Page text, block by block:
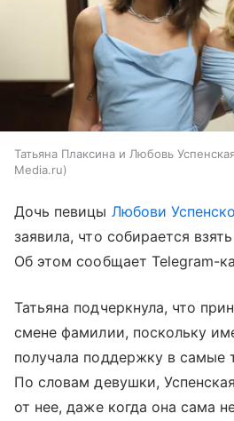
Татьяна Плаксина и Любовь
Media.ru
Дочь певицы Любови
заявила, что собирается
Об этом сообщает Telegram-
Татьяна подчеркнула, что
смене фамилии, поскольку
получала поддержку в самые
По словам девушки,
от нее, даже когда она сама